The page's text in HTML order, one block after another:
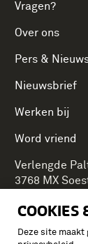
COOKIES
Deze site maakt
Vragen?
Over ons
Pers &
Nieuwsbrief
Werken bij
Word vriend
Verlengde
3768 MX
Onderdeel